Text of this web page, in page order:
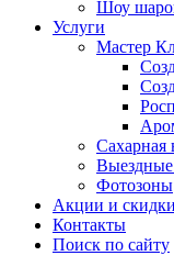
Шоу
Услуги
Мастер
Сахарная
Выездные
Фотозоны
Акции и скидки
Контакты
Поиск по сайту